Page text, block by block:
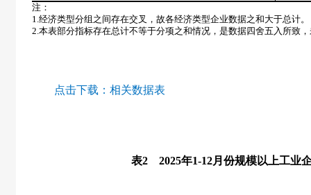
注：
1. 经济类型分组之间存在交叉，故各经济类型企业数据之和大于总计。
2. 本表部分指标存在总计不等于分项之和情况，是数据四舍五入所致
点击下载： 相关数据表
表2 2025年1-12月份规模以上工业